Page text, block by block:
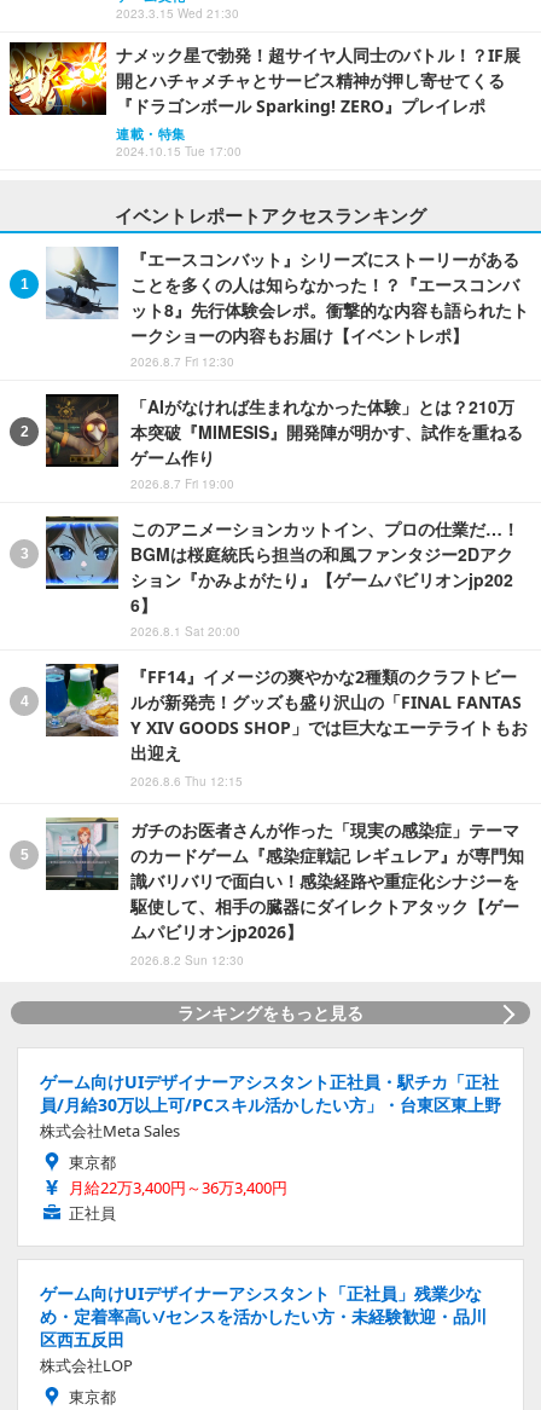
2023.3.15 Wed 21:30
ナメック星で勃発！超サイヤ人同士のバトル！？IF展
開とハチャメチャとサービス精神が押し寄せてくる
『ドラゴンボール Sparking! ZERO』プレイレポ
連載・特集
2024.10.15 Tue 17:00
イベントレポートアクセスランキング
『エースコンバット』シリーズにストーリーがある
ことを多くの人は知らなかった！？『エースコンバ
ット8』先行体験会レポ。衝撃的な内容も語られたト
ークショーの内容もお届け【イベントレポ】
2026.8.7 Fri 12:30
「AIがなければ生まれなかった体験」とは？210万
本突破『MIMESIS』開発陣が明かす、試作を重ねる
ゲーム作り
2026.8.7 Fri 19:00
このアニメーションカットイン、プロの仕業だ…！
BGMは桜庭統氏ら担当の和風ファンタジー2Dアク
ション『かみよがたり』【ゲームパビリオンjp202
6】
2026.8.1 Sat 20:00
『FF14』イメージの爽やかな2種類のクラフトビー
ルが新発売！グッズも盛り沢山の「FINAL FANTAS
Y XIV GOODS SHOP」では巨大なエーテライトもお
出迎え
2026.8.6 Thu 12:15
ガチのお医者さんが作った「現実の感染症」テーマ
のカードゲーム『感染症戦記 レギュレア』が専門知
識バリバリで面白い！感染経路や重症化シナジーを
駆使して、相手の臓器にダイレクトアタック【ゲー
ムパビリオンjp2026】
2026.8.2 Sun 12:30
ランキングをもっと見る
ゲーム向けUIデザイナーアシスタント正社員・駅チカ「正社
員/月給30万以上可/PCスキル活かしたい方」・台東区東上野
株式会社Meta Sales
東京都
月給22万3,400円～36万3,400円
正社員
ゲーム向けUIデザイナーアシスタント「正社員」残業少な
め・定着率高い/センスを活かしたい方・未経験歓迎・品川
区西五反田
株式会社LOP
東京都